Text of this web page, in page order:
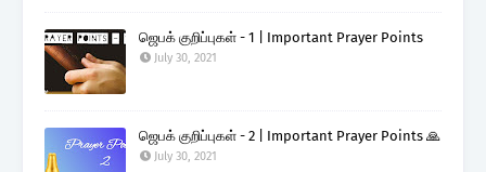
ஜெபக் குறிப்புகள் - 1 | Important Prayer Points
July 30, 2021
ஜெபக் குறிப்புகள் - 2 | Important Prayer Points 🙏
July 30, 2021